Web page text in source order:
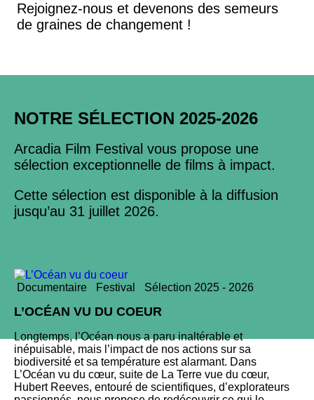
Rejoignez-nous et devenons des semeurs
de graines de changement !
NOTRE SÉLECTION 2025-2026
Arcadia Film Festival vous propose une
sélection exceptionnelle de films à impact.
Cette sélection est disponible à la diffusion
jusqu’au 31 juillet 2026.
Documentaire Festival Sélection 2025 - 2026
L’OCÉAN VU DU COEUR
Longtemps, l’Océan nous a paru inaltérable et
inépuisable, mais l’impact de nos actions sur sa
biodiversité et sa température est alarmant. Dans
L’Océan vu du cœur, suite de La Terre vue du cœur,
Hubert Reeves, entouré de scientifiques, d’explorateurs